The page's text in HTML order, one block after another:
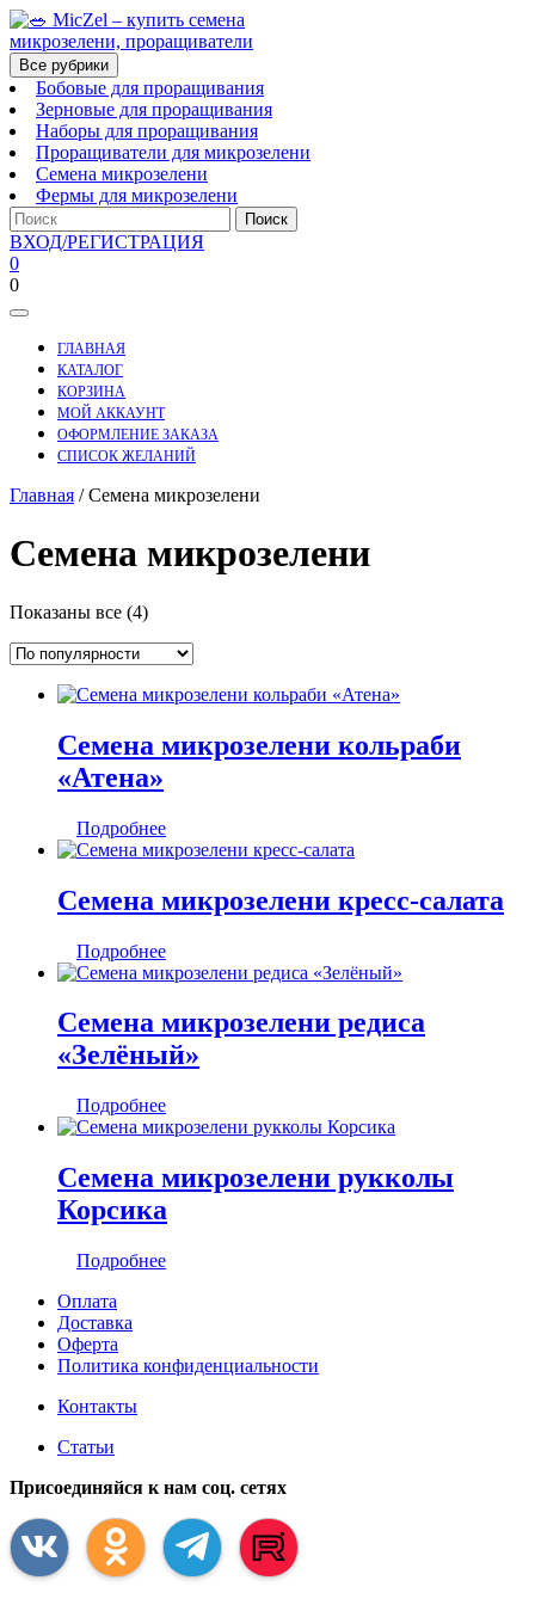
Перейти
к
содержимому
Все рубрики
Бобовые для проращивания
Зерновые для проращивания
Наборы для проращивания
Проращиватели для микрозелени
Семена микрозелени
Фермы для микрозелени
Поиск:
ВХОД/РЕГИСТРАЦИЯВХОД/
0
корзина
0
Открыть
ГЛАВНАЯ
КАТАЛОГ
КОРЗИНА
МОЙ АККАУНТ
ОФОРМЛЕНИЕ ЗАКАЗА
СПИСОК ЖЕЛАНИЙ
Закрыть
Главная / Семена микрозелени
Семена микрозелени
Показаны все (4)Сортировка:
популярности
Семена микрозелени кольраби
«Атена»
Подробнее
Семена микрозелени кресс-салата
Подробнее
Семена микрозелени редиса
«Зелёный»
Подробнее
Семена микрозелени рукколы
Корсика
Подробнее
Оплата
Доставка
Оферта
Политика конфиденциальности
Контакты
Статьи
Присоединяйся к нам соц. сетях